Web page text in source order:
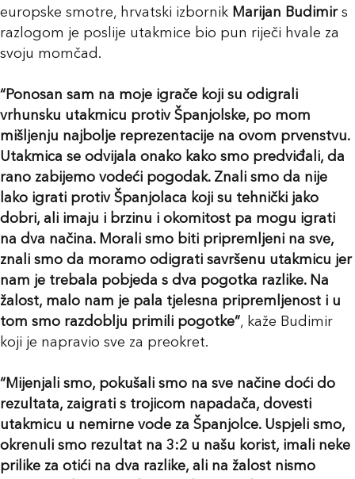
europske smotre, hrvatski izbornik Marijan Budimirs
razlogom je poslije utakmice bio pun riječi hvale za
svoju momčad.
“Ponosan sam na moje igrače koji su odigrali
vrhunsku utakmicu protiv Španjolske, po mom
mišljenju najbolje reprezentacije na ovom prvenstvu.
Utakmica se odvijala onako kako smo predviđali, da
rano zabijemo vodeći pogodak. Znali smo da nije
lako igrati protiv Španjolaca koji su tehnički jako
dobri, ali imaju i brzinu i okomitost pa mogu igrati
na dva načina. Morali smo biti pripremljeni na sve,
znali smo da moramo odigrati savršenu utakmicu jer
nam je trebala pobjeda s dva pogotka razlike. Na
žalost, malo nam je pala tjelesna pripremljenost i u
tom smo razdoblju primili pogotke”, kaže Budimir
koji je napravio sve za preokret.
“Mijenjali smo, pokušali smo na sve načine doći do
rezultata, zaigrati s trojicom napadača, dovesti
utakmicu u nemirne vode za Španjolce. Uspjeli smo,
okrenuli smo rezultat na 3:2 u našu korist, imali neke
prilike za otići na dva razlike, ali na žalost nismo